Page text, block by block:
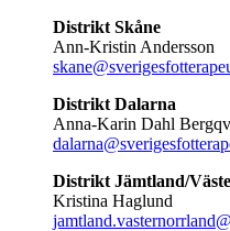
Distrikt Skåne
Ann-Kristin Andersson
Distrikt Dalarna
Anna-Karin Dahl
Distrikt Jämtland/
Kristina Haglund